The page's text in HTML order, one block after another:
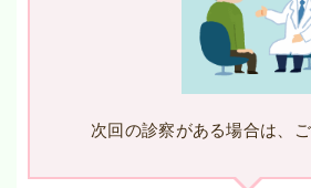
次回の診察がある場合は、